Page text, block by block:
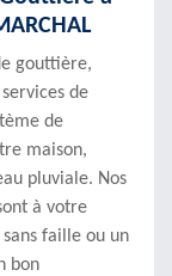
gouttière,
de
de
maison,
pluviale. Nos
à votre
faille ou un
bon